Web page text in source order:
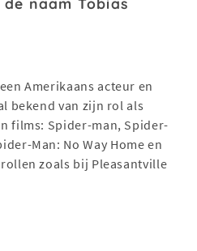
naam Tobias
Amerikaans acteur en
bekend van zijn rol als
films: Spider-man, Spider-
Man: No Way Home en
zoals bij Pleasantville